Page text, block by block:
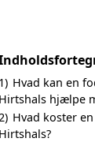
1) Hvad kan en
Hirtshals hjælpe
Hvad koster
Hirtshals?